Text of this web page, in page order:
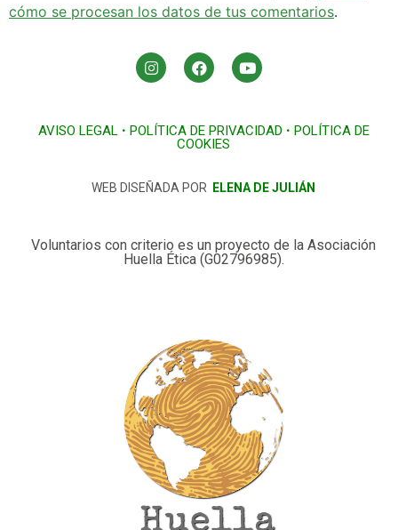
cómo se procesan los datos de tus comentarios.
AVISO LEGAL• POLÍTICA DE PRIVACIDAD • POLÍTICA DE
COOKIES
WEB DISEÑADA POR ELENA DE JULIÁN
Voluntarios con criterio es un proyecto de la Asociación
Huella Ética (G02796985).